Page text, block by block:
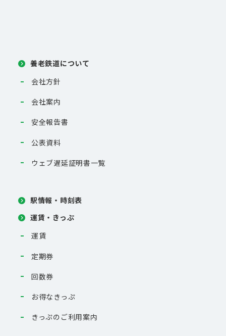
養老鉄道について
会社方針
会社案内
安全報告書
公表資料
ウェブ遅延証明書一覧
駅情報・時刻表
運賃・きっぷ
運賃
定期券
回数券
お得なきっぷ
きっぷのご利用案内